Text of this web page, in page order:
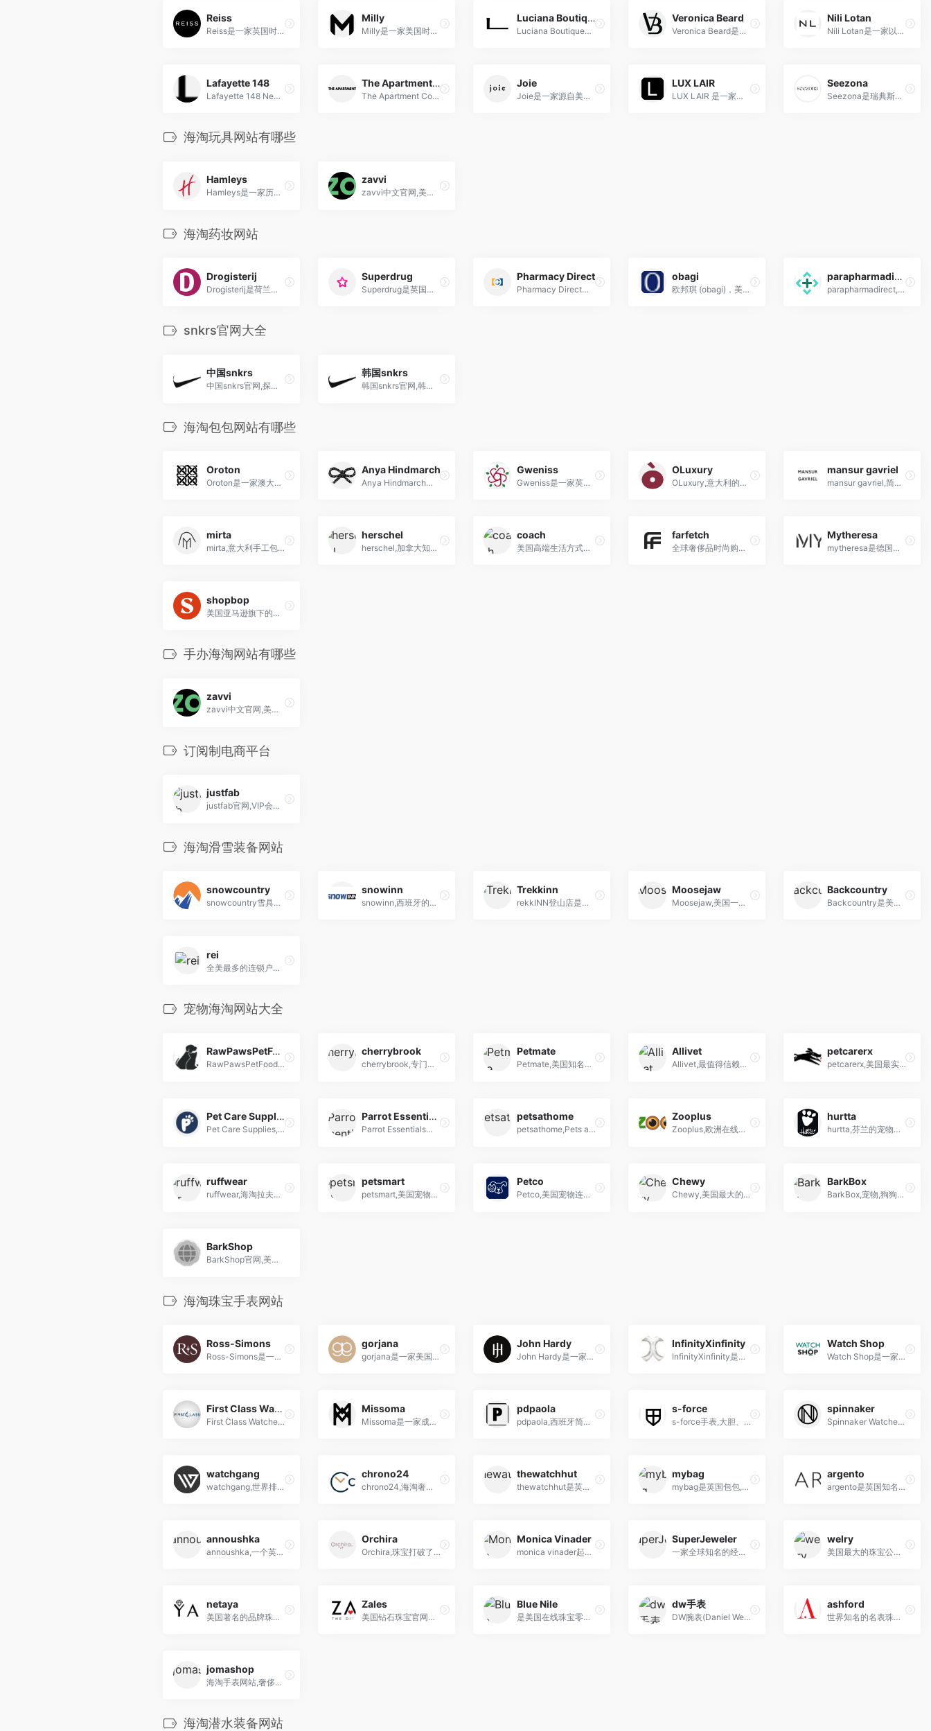
Reiss
Reiss是一家英国时尚品牌，以其经典与现代相结合的设计风格和高质量的时装、鞋子和配饰而著名。
Milly
Milly是一家美国时尚品牌，以其充满活力的设计、精致的细节和多样化的服装为现代女性带来独特魅力。
Luciana Boutique
Luciana Boutique是一家以精心挑选的时装和配饰为特点的品牌，为现代女性带来独特的魅力和风格。
Veronica Beard
Veronica Beard是一家以现代、多元化设计风格著称的美国时尚品牌，为女性提供独特的服装和配饰选择。
Nili Lotan
Nili Lotan是一家以简约、现代设计为特点的时尚品牌，致力于创造优雅、时尚的服装。
Lafayette 148
Lafayette 148 New York 是一家以高品质和精致设计为特点的豪华时尚品牌，专注于满足现代女性的时尚需求。
The Apartment Cosenza
The Apartment Cosenza 是一家多品牌的男女服装、鞋子和配饰精品店。
Joie
Joie是一家源自美国的时尚品牌，以舒适、时尚和优雅的设计风格为特点，让现代女性展现自信与魅力。
LUX LAIR
LUX LAIR 是一家在线低价奢侈品零售商，专门从事正宗的设计师手袋、服装、鞋子和配饰。
Seezona
Seezona是瑞典斯德哥尔摩的新兴时尚设计师数字市场，聚集来自全球各地100多个独特品牌，展示最新趋势并满足多样风格。
海淘玩具网站有哪些
Hamleys
Hamleys是一家历史悠久的英国玩具商店，豪华、历史悠久、全球最大的玩具选择、体验丰富的玩具商店。
zavvi
zavvi中文官网,美国英国知名玩具,手办,电影周边产品海淘网站Zavvi是英国著名的音像制品购物网站，主要提供电影、DVD、CD、音乐、书籍、杂志、游戏，也提供电视电影游戏的周边产品，如男女服饰、礼品、玩具。首先z...
海淘药妆网站
Drogisterij
Drogisterij是荷兰领先的在线药妆连锁品牌，提供丰富多样的保健、美容、护肤等产品，为顾客提供便捷的健康与美容解决方案。
Superdrug
Superdrug是英国的一家药妆和美容零售连锁店，提供各种药妆产品、美容护肤、彩妆和个人护理用品。
Pharmacy Direct
Pharmacy Direct中文官网是一家澳大利亚药店在线销售平台，提供各种药品、保健品、营养品和个人护理用品等，为全球顾客提供便捷的购物体验。
obagi
欧邦琪 (obagi)，美国药妆品牌
parapharmadirect
parapharmadirect,法国黑家, 知名药妆购物网站
snkrs官网大全
中国snkrs
中国snkrs官网,探索、选购、解锁 Nike 球鞋
韩国snkrs
韩国snkrs官网,韩国snkr是哪个区,怎么抽签,怎么注册下载
海淘包包网站有哪些
Oroton
Oroton是一家澳大利亚奢侈皮具品牌，以其精湛的皮革工艺和时尚设计而备受瞩目。
Anya Hindmarch
Anya Hindmarch是一位英国设计师创立的奢侈手袋品牌，以其富有创意和幽默感的设计风格在时尚界备受瞩目。
Gweniss
Gweniss是一家英国手工制作的皮革品牌，专注于打造经典时尚的高质量皮革包包和配件。直邮中国，全球免邮，支持支付宝
OLuxury
OLuxury,意大利的奢饰品买手店海淘网站
mansur gavriel
mansur gavriel,简约主义设计风格的小众手袋界的网红代表,海淘包包网站
mirta
mirta,意大利手工包包手袋交易平台
herschel
herschel,加拿大知名包袋品牌
coach
美国高端生活方式时尚品牌，为男士、女士提供精致配饰与礼品,包包,鞋子等
farfetch
全球奢侈品时尚购物折扣平台,汇集国际3000多个奢侈品品牌及时尚单品任你挑选。海外直邮,正品保障
Mytheresa
mytheresa是德国知名奢侈品电商折扣电商，奢侈品品牌有将近200个，都是各品牌最出色的服装、鞋包售卖
shopbop
美国亚马逊旗下的时尚购物网站，提供600多个知名设计师品牌以及新锐设计师的潮流单品
手办海淘网站有哪些
zavvi
zavvi中文官网,美国英国知名玩具,手办,电影周边产品海淘网站Zavvi是英国著名的音像制品购物网站，主要提供电影、DVD、CD、音乐、书籍、杂志、游戏，也提供电视电影游戏的周边产品，如男女服饰、礼品、玩具。首先z...
订阅制电商平台
justfab
justfab官网,VIP会员所有商品一律39.95美元,快速成长的订阅制时尚电商品牌JustFab是一家领先的时尚订阅电子商务网站和生活时尚品牌，为全球数百万会员提供定制的鞋子、手袋、珠宝和牛仔布选择。他们还提供独家时...
海淘滑雪装备网站
snowcountry
snowcountry雪具海淘,总部在荷兰的欧洲电商网站,可以直邮全球
snowinn
snowinn,西班牙的滑雪产品网上零售商店
Trekkinn
rekkINN登山店是西班牙的知名户外用品商店,海淘登山,滑雪装备网站
Moosejaw
Moosejaw,美国一家领先的户外服装与装备用品店
Backcountry
Backcountry是美国最大的户外装备和服装购物网站
rei
全美最多的连锁户外装备实体店。网站不仅出售各种户外装备，也有自己家的品牌服装
宠物海淘网站大全
RawPawsPetFood
RawPawsPetFood,美国知名宠物食品购物网站
cherrybrook
cherrybrook,专门销售宠物美容产品、宠物食品及宠物用品的海淘网站
Petmate
Petmate,美国知名宠物用品品牌
Allivet
Allivet,最值得信赖的宠物药房海淘网站,宠物保健品,药品等
petcarerx
petcarerx,美国最实惠的网络宠物药品,宠物用品,宠物玩具店
Pet Care Supplies
Pet Care Supplies,顶级宠物保健产品品牌的领先在线销售商
Parrot Essentials
Parrot Essentials官网,海淘鹦鹉食品,玩具,笼子和配件购物网站
petsathome
petsathome,Pets at Home,英国最大的宠物连锁店
Zooplus
Zooplus,欧洲在线宠物用品电商巨头
hurtta
hurtta,芬兰的宠物户外品牌,专注于研究适合狗狗人体工学的配件衣服
ruffwear
ruffwear,海淘拉夫威尔宠物服装,知名宠物用品品牌
petsmart
petsmart,美国宠物超市连锁店
Petco
Petco,美国宠物连锁店和电商公司
Chewy
Chewy,美国最大的宠物垂直电商
BarkBox
BarkBox,宠物,狗狗玩具零食订阅电商
BarkShop
BarkShop官网,美国网红狗盒,针对狗狗产品的月度订阅电商BarkShop，宠物玩具服装商店，专注于好玩的玩具、零食，以及服装。BarkShop还开发了自己的品牌，他们聘请了前乐高産品设计师，设计了美国大选主题的“Dognal...
海淘珠宝手表网站
Ross-Simons
Ross-Simons是一家成立于1952年的美国知名珠宝和礼品零售商，以提供高质量珠宝首饰和贵重石饰品为主，并以合理价格和丰富选择吸引顾客。
gorjana
gorjana是一家美国珠宝和配饰品牌，以其简约时尚、高品质设计而著名，将阳光、自然元素和全球文化灵感融入其首饰和配饰产品中。
John Hardy
John Hardy是一家位于巴厘岛的高级珠宝品牌，以精湛的手工工艺、自然元素的融入和环保理念闻名于世，成为奢华与品味的象征。
InfinityXinfinity
InfinityXinfinity是一家以宇宙与星系为灵感的英国珠宝品牌，打造独特而充满无限魅力的珠宝设计。
Watch Shop
Watch Shop是一家在线手表零售商，提供来自多个品牌的高品质手表，包括机械、石英、智能手表等
First Class Watches
First Class Watches 是一家知名的在线手表零售商，提供各种豪华品牌手表和卓越的客户服务。
Missoma
Missoma是一家成立于2008年的英国时尚珠宝品牌，以其现代而简洁的设计风格和高品质的手工工艺而闻名。
pdpaola
pdpaola,西班牙简约风首饰品牌
s-force
s-force手表,大胆、耐用又强而有力之手表
spinnaker
Spinnaker Watches,英国三角帆手表,冲浪和帆船运动品牌,Logo设计也是三角帆的形状
watchgang
watchgang,世界排名第一的手表俱乐部,海淘手表网站
chrono24
chrono24,海淘奢侈手表网站,全球最大的奢华手表电商平台
thewatchhut
thewatchhut是英国最大手表网站
mybag
mybag是英国包包,珠宝,手表海淘网站
argento
argento是英国知名珠宝手表电商 直邮中国
annoushka
annoushka,一个英国的知名珠宝品牌
Orchira
Orchira,珠宝打破了传统珠宝的设计模式，使用了众多华丽的宝石材料
Monica Vinader
monica vinader起源于英国的珠宝品牌，以其独到的品位在时尚和高端珠宝两大领域之间打开了一扇大门
SuperJeweler
一家全球知名的经营各类珠宝首饰的零售商，主要提供从钻石耳环到结婚戒指，翡翠宝石首饰等一系列产品
welry
美国最大的珠宝公司创建的在线购物网站，拥有30多年的珠宝零售经验
netaya
美国著名的品牌珠宝首饰折扣网站，打折出售各种材质的戒指、耳环、项链、手链以及婚礼珠宝用品等
Zales
美国钻石珠宝官网是Zales扎莱什品牌美国地区线上指定零售站点,主营Zales扎莱什珠宝钻石品牌全线
Blue Nile
是美国在线珠宝零售商，全球最大的在线珠宝首饰零售商之一
dw手表
DW腕表(Daniel Wellington)-时尚潮流手表品牌丹尼尔惠灵顿每款手表设计精益求精, 简约时尚的设计理念,打造隽永经典风格
ashford
世界知名的名表珠宝在线商城,售卖70多个国际知名品牌，4000余款货品
jomashop
海淘手表网站,奢侈品的零售和批发贸易，如手表、精美书写工具、手提包、时尚配饰、水晶和礼
海淘潜水装备网站